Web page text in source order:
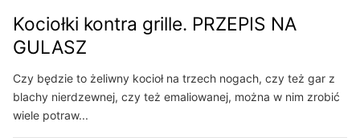
Kociołki kontra grille. PRZEPIS NA
GULASZ
Czy będzie to żeliwny kocioł na trzech nogach, czy też gar z
blachy nierdzewnej, czy też emaliowanej, można w nim zrobić
wiele potraw...